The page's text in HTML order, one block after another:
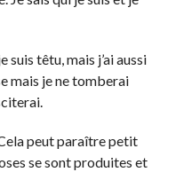
suis têtu, mais j’ai aussi
mais je ne tomberai
peut paraître petit
se sont produites et